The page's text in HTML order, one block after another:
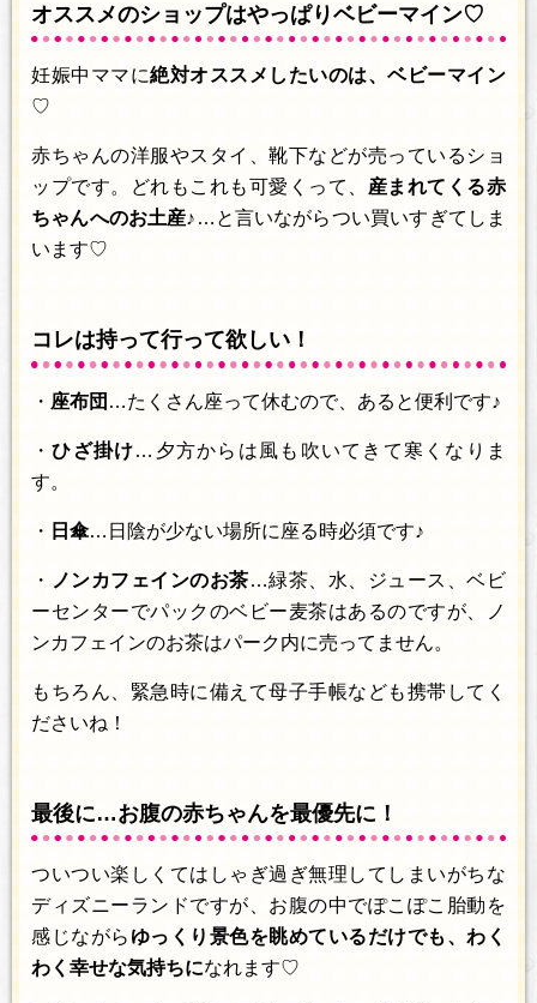
オススメのショップはやっぱりベビーマイン♡
妊娠中ママに絶対オススメしたいのは、ベビーマイン
♡
赤ちゃんの洋服やスタイ、靴下などが売っているショ
ップです。どれもこれも可愛くって、 産まれてくる赤
ちゃんへのお土産♪ …と言いながらつい買いすぎてしま
います♡
コレは持って行って欲しい！
・ 座布団 …たくさん座って休むので、あると便利です♪
・ひざ掛け…夕方からは風も吹いてきて寒くなりま
す。
・ 日傘…日陰が少ない場所に座る時必須です♪
・ ノンカフェインのお茶…緑茶、水、ジュース、ベビ
ーセンターでパックのベビー麦茶はあるのですが、ノ
ンカフェインのお茶はパーク内に売ってません。
もちろん、緊急時に備えて母子手帳なども携帯してく
ださいね！
最後に…お腹の赤ちゃんを最優先に！
ついつい楽しくてはしゃぎ過ぎ無理してしまいがちな
ディズニーランドですが、お腹の中でぽこぽこ胎動を
感じながら ゆっくり景色を眺めているだけでも、わく
わく幸せな気持ちになれます♡